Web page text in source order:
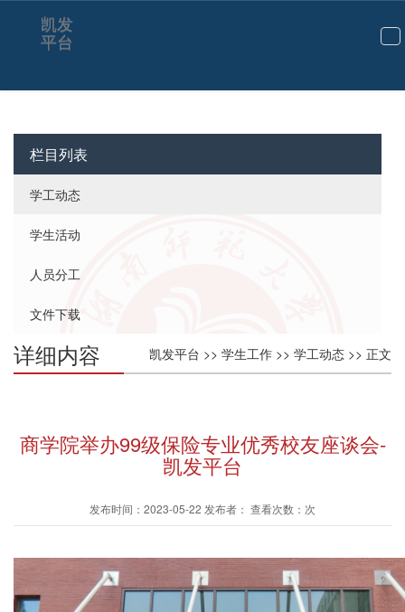
切
航
凯发
平台
栏目列表
学工动态
学生活动
人员分工
文件下载
凯发平台 >> 学生工作 >> 学工动态 >> 正文
详细内容
商学院举办99级保险专业优秀校友座谈会-
凯发平台
发布时间：2023-05-22 发布者： 查看次数：次